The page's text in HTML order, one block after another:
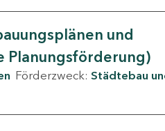
und
Planungsförderung)
Förderzweck: Städtebau